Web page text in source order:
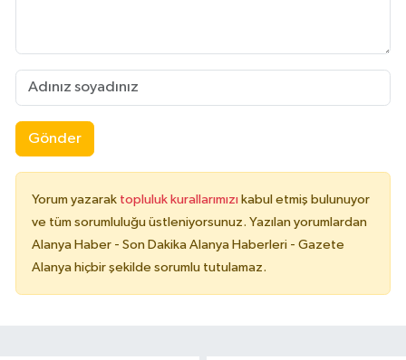
Gönder
Yorum yazarak topluluk kurallarımızı kabul etmiş bulunuyor
ve tüm sorumluluğu üstleniyorsunuz. Yazılan yorumlardan
Alanya Haber - Son Dakika Alanya Haberleri - Gazete
Alanya hiçbir şekilde sorumlu tutulamaz.